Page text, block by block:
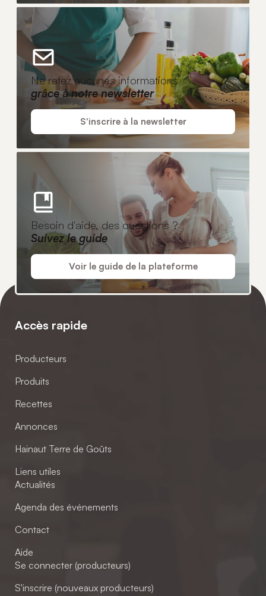
Ne ratez aucunes informations
grâce à notre newsletter
S'inscrire à la newsletter
Besoin d'aide, des questions ?
Suivez le guide
Voir le guide de la plateforme
Accès rapide
Producteurs
Produits
Recettes
Annonces
Hainaut Terre de Goûts
Liens utiles
Actualités
Agenda des événements
Contact
Aide
Se connecter (producteurs)
S'inscrire (nouveaux producteurs)